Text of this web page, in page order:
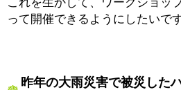
って開催できるようにしたいです
昨年の大雨災害で被災した